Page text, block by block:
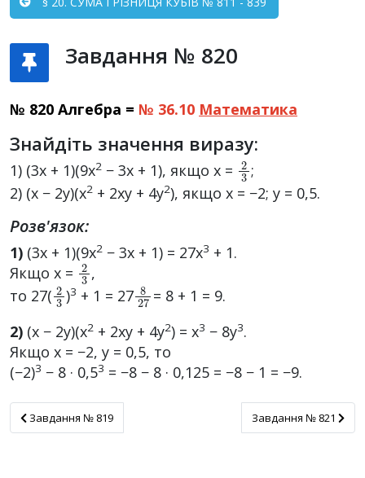
Завдання № 820
№ 820 Алгебра = № 36.10 Математика
Знайдіть значення виразу:
1) (3x + 1)(9x2 − 3x + 1), якщо x = 23;
2) (x − 2y)(x2 + 2xy + 4y2), якщо x = −2; y = 0,5.
Розв'язок:
1) (3x + 1)(9x2 − 3x + 1) = 27x3 + 1.
Якщо x = 23
,
то 27(23
)3 + 1 = 27 827= 8 + 1 = 9.
2) (x − 2y)(x2 + 2xy + 4y2) = x3 − 8y3.
Якщо x = −2, y = 0,5, то
(−2)3 − 8 · 0,53 = −8 − 8 · 0,125 = −8 − 1 = −9.
Завдання № 819
Завдання № 819 Завдання № 821
Завдання № 821